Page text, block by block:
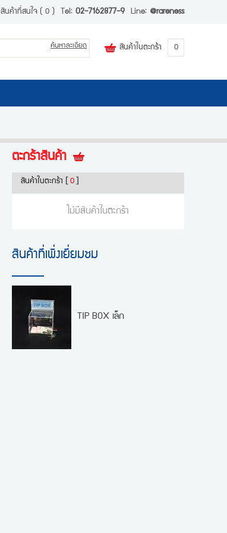
Tel: 02-7162877-9 Line: @rareness
สินค้าที่สนใจ ( 0 )
สินค้าในตะกร้า 0
ค้นหาละเอียด
ตะกร้าสินค้า
สินค้าในตะกร้า 0
ไม่มีสินค้าในตะกร้า
สินค้าที่เพิ่งเยี่ยมชม
TIP BOX เล็ก